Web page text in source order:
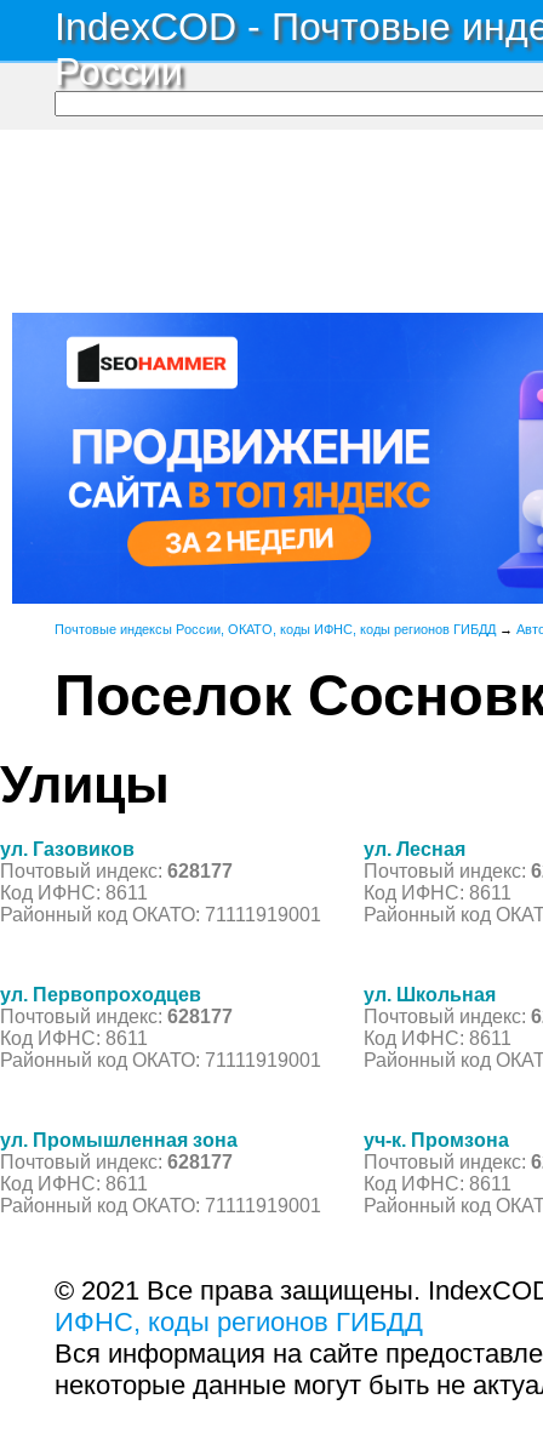
IndexCOD - Почтовые
России
Почтовые индексы России, ОКАТО, коды ИФНС, коды регионов ГИБДД →
Поселок
Улицы
ул. Газовиков
Почтовый индекс: 628177
Код ИФНС: 8611
Районный код ОКАТО: 71111919001
ул. Лесная
Почтовый индекс:
Код ИФНС: 8611
Районный код
ул. Первопроходцев
Почтовый индекс: 628177
Код ИФНС: 8611
Районный код ОКАТО: 71111919001
ул. Школьная
Почтовый индекс:
Код ИФНС: 8611
Районный код
ул. Промышленная зона
Почтовый индекс: 628177
Код ИФНС: 8611
Районный код ОКАТО: 71111919001
уч-к. Промзона
Почтовый индекс:
Код ИФНС: 8611
Районный код
© 2021 Все права защищены.
ИФНС, коды регионов ГИБДД
Вся информация на сайте
некоторые данные могут быть не